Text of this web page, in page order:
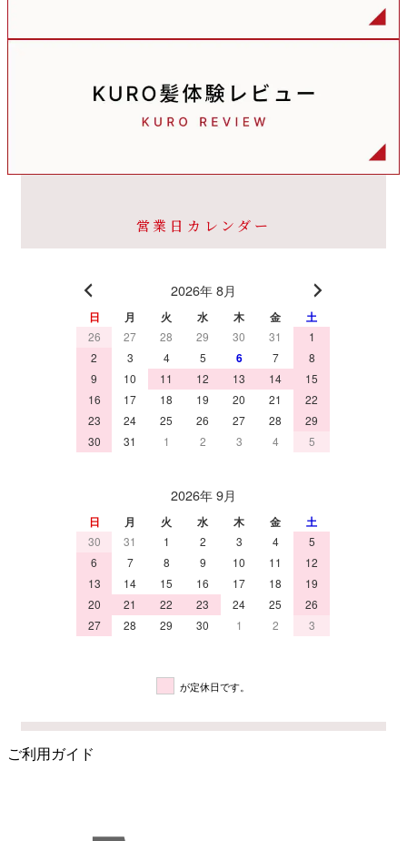
営業日カレンダー
2026年 8月
日 月 火 水 木 金 土
26 27 28 29 30 31
1
2
3 4 5 6 7
8
9
10 11 12 13 14
15
16
17 18 19 20 21
22
23
24 25 26 27 28
29
30
31 1 2 3 4 5
2026年 9月
日 月 火 水 木 金 土
30 31 1 2 3 4
5
6
7 8 9 10 11
12
13
14 15 16 17 18
19
20
21 22 23 24 25
26
27
28 29 30 1 2 3
が定休日です。
ご利用ガイド